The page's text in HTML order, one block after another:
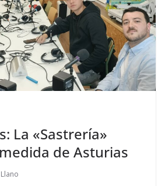
La «Sastrería»
de Asturias